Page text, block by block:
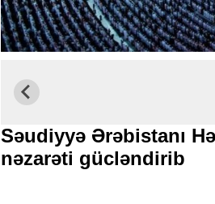
Səudiyyə Ərəbistanı
nəzarəti gücləndirib